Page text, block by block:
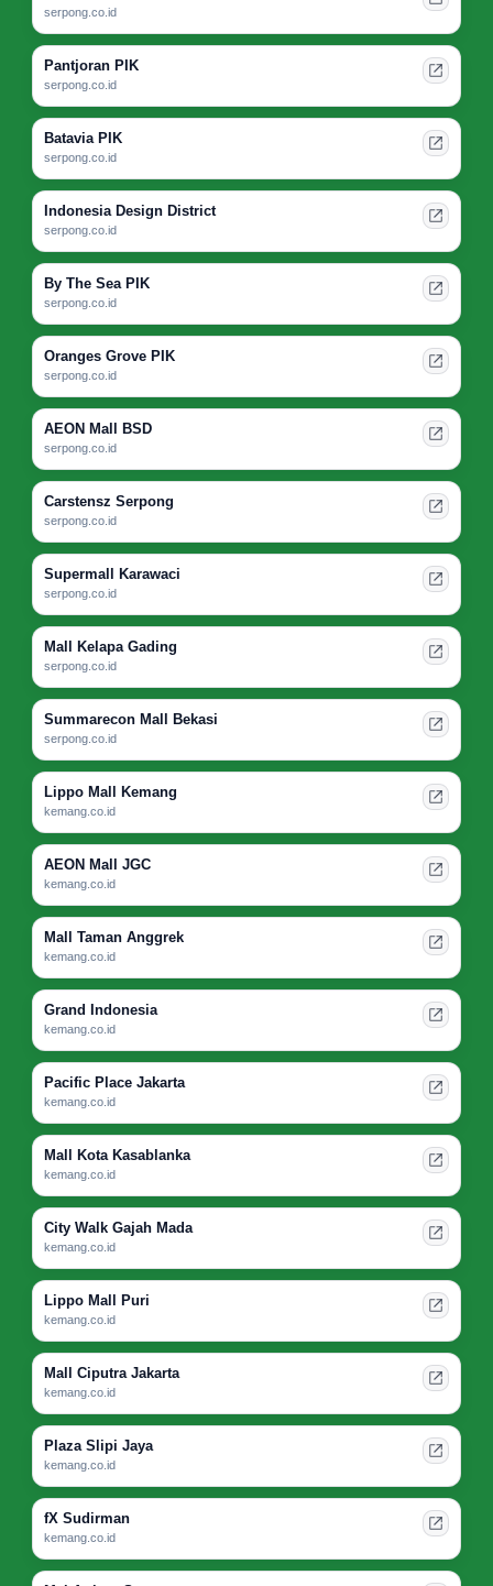
serpong.co.id
Pantjoran PIK
serpong.co.id
Batavia PIK
serpong.co.id
Indonesia Design District
serpong.co.id
By The Sea PIK
serpong.co.id
Oranges Grove PIK
serpong.co.id
AEON Mall BSD
serpong.co.id
Carstensz Serpong
serpong.co.id
Supermall Karawaci
serpong.co.id
Mall Kelapa Gading
serpong.co.id
Summarecon Mall Bekasi
serpong.co.id
Lippo Mall Kemang
kemang.co.id
AEON Mall JGC
kemang.co.id
Mall Taman Anggrek
kemang.co.id
Grand Indonesia
kemang.co.id
Pacific Place Jakarta
kemang.co.id
Mall Kota Kasablanka
kemang.co.id
City Walk Gajah Mada
kemang.co.id
Lippo Mall Puri
kemang.co.id
Mall Ciputra Jakarta
kemang.co.id
Plaza Slipi Jaya
kemang.co.id
fX Sudirman
kemang.co.id